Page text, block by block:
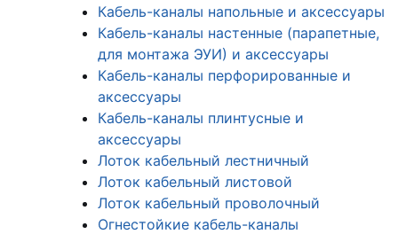
Кабель-каналы напольные и аксессуары
Кабель-каналы настенные (парапетные,
для монтажа ЭУИ) и аксессуары
Кабель-каналы перфорированные и
аксессуары
Кабель-каналы плинтусные и
аксессуары
Лоток кабельный лестничный
Лоток кабельный листовой
Лоток кабельный проволочный
Огнестойкие кабель-каналы